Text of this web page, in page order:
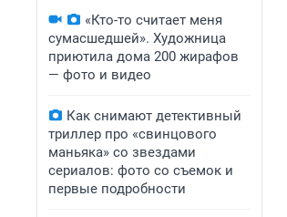
«Кто-то считает меня
сумасшедшей». Художница
приютила дома 200 жирафов
— фото и видео
Как снимают детективный
триллер про «свинцового
маньяка» со звездами
сериалов: фото со съемок и
первые подробности